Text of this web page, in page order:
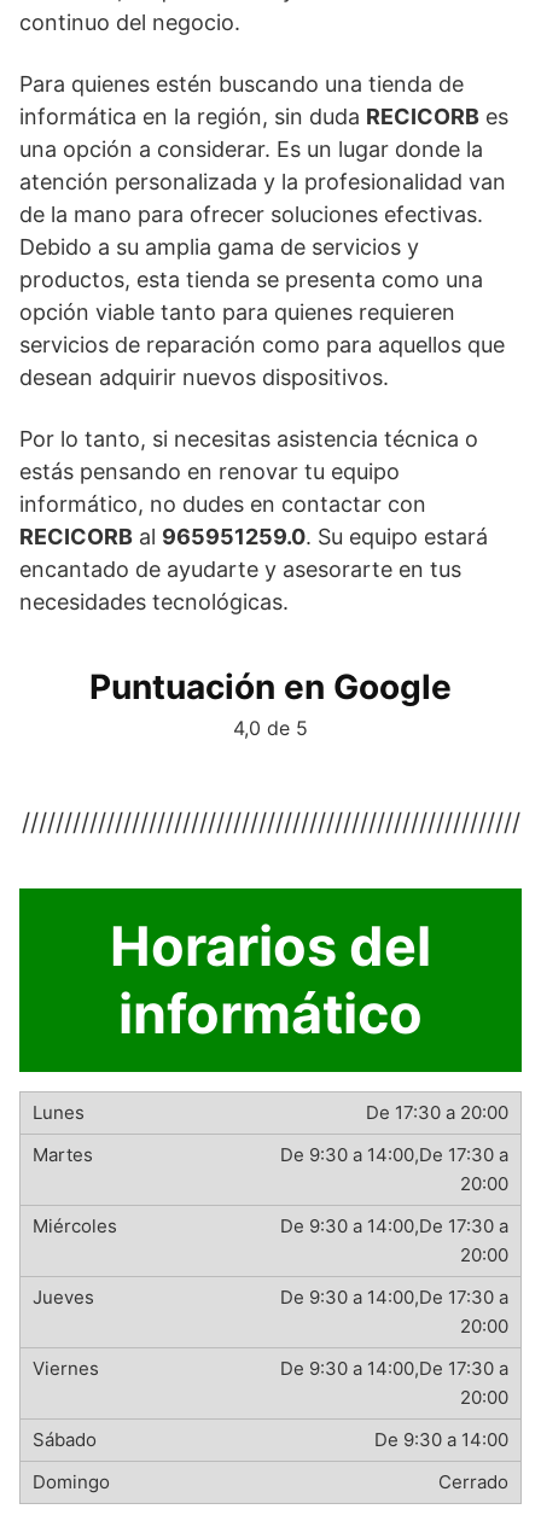
continuo del negocio.
Para quienes estén buscando una tienda de
informática en la región, sin duda RECICORB es
una opción a considerar. Es un lugar donde la
atención personalizada y la profesionalidad van
de la mano para ofrecer soluciones efectivas.
Debido a su amplia gama de servicios y
productos, esta tienda se presenta como una
opción viable tanto para quienes requieren
servicios de reparación como para aquellos que
desean adquirir nuevos dispositivos.
Por lo tanto, si necesitas asistencia técnica o
estás pensando en renovar tu equipo
informático, no dudes en contactar con
RECICORB al 965951259.0. Su equipo estará
encantado de ayudarte y asesorarte en tus
necesidades tecnológicas.
Puntuación en Google
4,0 de 5
///////////////////////////////////////////////////////////
Horarios del
informático
De 17:30 a 20:00
De 9:30 a 14:00,De 17:30 a
20:00
De 9:30 a 14:00,De 17:30 a
20:00
De 9:30 a 14:00,De 17:30 a
20:00
De 9:30 a 14:00,De 17:30 a
20:00
De 9:30 a 14:00
Cerrado